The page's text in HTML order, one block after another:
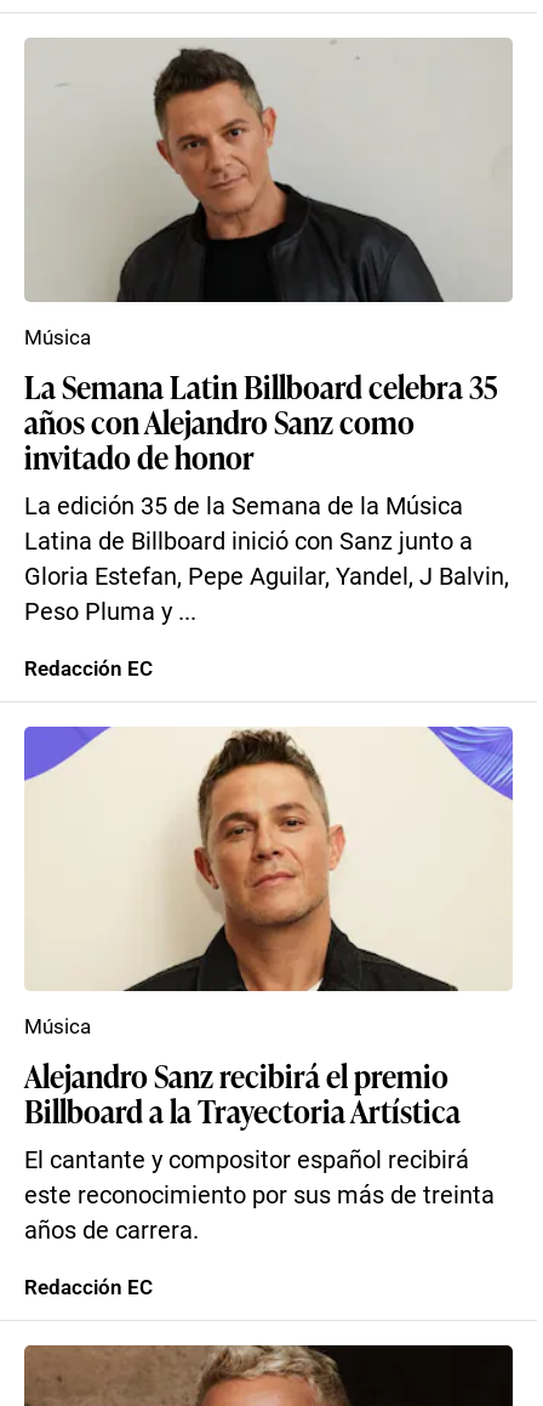
La Semana Latin Billboard celebra 35
años con Alejandro Sanz como
invitado de honor
La edición 35 de la Semana de la Música
Latina de Billboard inició con Sanz junto a
Gloria Estefan, Pepe Aguilar, Yandel, J Balvin,
Peso Pluma y ...
Música
Redacción EC
Alejandro Sanz recibirá el premio
Billboard a la Trayectoria Artística
El cantante y compositor español recibirá
este reconocimiento por sus más de treinta
años de carrera.
Música
Redacción EC